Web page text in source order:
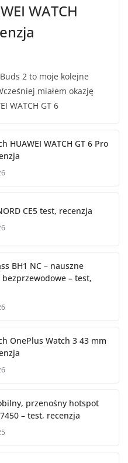
WATCH
2 to moje kolejne
miałem okazję
WATCH GT 6
HUAWEI WATCH GT 6 Pro
CE5 test, recenzja
BH1 NC – nauszne
bezprzewodowe – test,
OnePlus Watch 3 43 mm
przenośny hotspot
– test, recenzja